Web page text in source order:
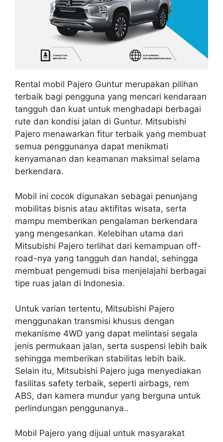
Rental mobil Pajero Guntur merupakan pilihan
terbaik bagi pengguna yang mencari kendaraan
tangguh dan kuat untuk menghadapi berbagai
rute dan kondisi jalan di Guntur. Mitsubishi
Pajero menawarkan fitur terbaik yang membuat
semua penggunanya dapat menikmati
kenyamanan dan keamanan maksimal selama
berkendara.
Mobil ini cocok digunakan sebagai penunjang
mobilitas bisnis atau aktifitas wisata, serta
mampu memberikan pengalaman berkendara
yang mengesankan. Kelebihan utama dari
Mitsubishi Pajero terlihat dari kemampuan off-
road-nya yang tangguh dan handal, sehingga
membuat pengemudi bisa menjelajahi berbagai
tipe ruas jalan di Indonesia.
Untuk varian tertentu, Mitsubishi Pajero
menggunakan transmisi khusus dengan
mekanisme 4WD yang dapat melintasi segala
jenis permukaan jalan, serta suspensi lebih baik
sehingga memberikan stabilitas lebih baik.
Selain itu, Mitsubishi Pajero juga menyediakan
fasilitas safety terbaik, seperti airbags, rem
ABS, dan kamera mundur yang berguna untuk
perlindungan penggunanya..
Mobil Pajero yang dijual untuk masyarakat